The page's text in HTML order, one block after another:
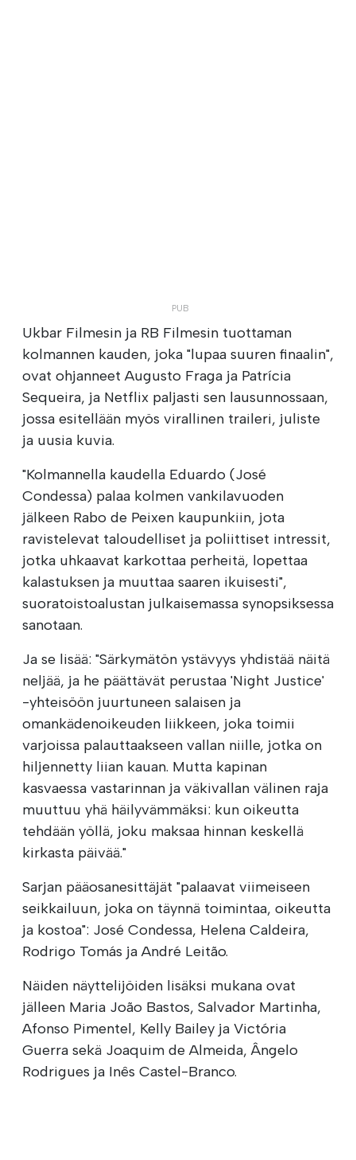
Ukbar Filmesin ja RB Filmesin tuottaman
kolmannen kauden, joka "lupaa suuren finaalin",
ovat ohjanneet Augusto Fraga ja Patrícia
Sequeira, ja Netflix paljasti sen lausunnossaan,
jossa esitellään myös virallinen traileri, juliste
ja uusia kuvia.
"Kolmannella kaudella Eduardo (José
Condessa) palaa kolmen vankilavuoden
jälkeen Rabo de Peixen kaupunkiin, jota
ravistelevat taloudelliset ja poliittiset intressit,
jotka uhkaavat karkottaa perheitä, lopettaa
kalastuksen ja muuttaa saaren ikuisesti",
suoratoistoalustan julkaisemassa synopsiksessa
sanotaan.
Ja se lisää: "Särkymätön ystävyys yhdistää näitä
neljää, ja he päättävät perustaa 'Night Justice'
-yhteisöön juurtuneen salaisen ja
omankädenoikeuden liikkeen, joka toimii
varjoissa palauttaakseen vallan niille, jotka on
hiljennetty liian kauan. Mutta kapinan
kasvaessa vastarinnan ja väkivallan välinen raja
muuttuu yhä häilyvämmäksi: kun oikeutta
tehdään yöllä, joku maksaa hinnan keskellä
kirkasta päivää."
Sarjan pääosanesittäjät "palaavat viimeiseen
seikkailuun, joka on täynnä toimintaa, oikeutta
ja kostoa": José Condessa, Helena Caldeira,
Rodrigo Tomás ja André Leitão.
Näiden näyttelijöiden lisäksi mukana ovat
jälleen Maria João Bastos, Salvador Martinha,
Afonso Pimentel, Kelly Bailey ja Victória
Guerra sekä Joaquim de Almeida, Ângelo
Rodrigues ja Inês Castel-Branco.